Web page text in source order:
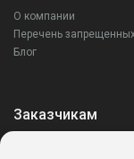
О компании
Перечень
Блог
Заказчикам